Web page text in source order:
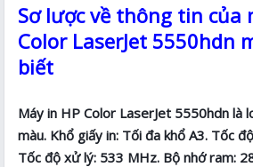
Sơ lược về thông tin của
Color LaserJet 5550hdn
biết
Máy in HP Color LaserJet 5550hdn là
màu. Khổ giấy in: Tối đa khổ A3. Tốc
Tốc độ xử lý: 533 MHz. Bộ nhớ ram: